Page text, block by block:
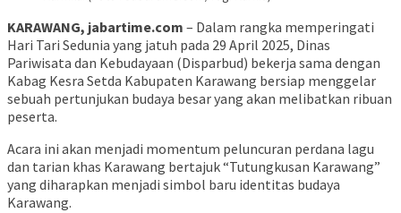
KARAWANG, jabartime.com – Dalam rangka memperingati
Hari Tari Sedunia yang jatuh pada 29 April 2025, Dinas
Pariwisata dan Kebudayaan (Disparbud) bekerja sama dengan
Kabag Kesra Setda Kabupaten Karawang bersiap menggelar
sebuah pertunjukan budaya besar yang akan melibatkan ribuan
peserta.
Acara ini akan menjadi momentum peluncuran perdana lagu
dan tarian khas Karawang bertajuk “Tutungkusan Karawang”
yang diharapkan menjadi simbol baru identitas budaya
Karawang.